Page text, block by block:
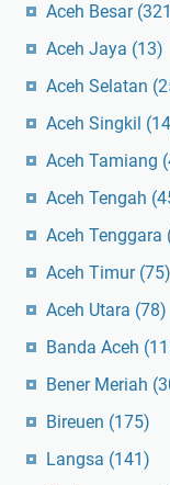
Aceh Besar
Aceh Jaya (13)
Aceh Selatan
Aceh Singkil
Aceh Tamiang
Aceh Tengah
Aceh Tenggara
Aceh Timur (75)
Aceh Utara (78)
Banda Aceh
Bener Meriah
Bireuen (175)
Langsa (141)